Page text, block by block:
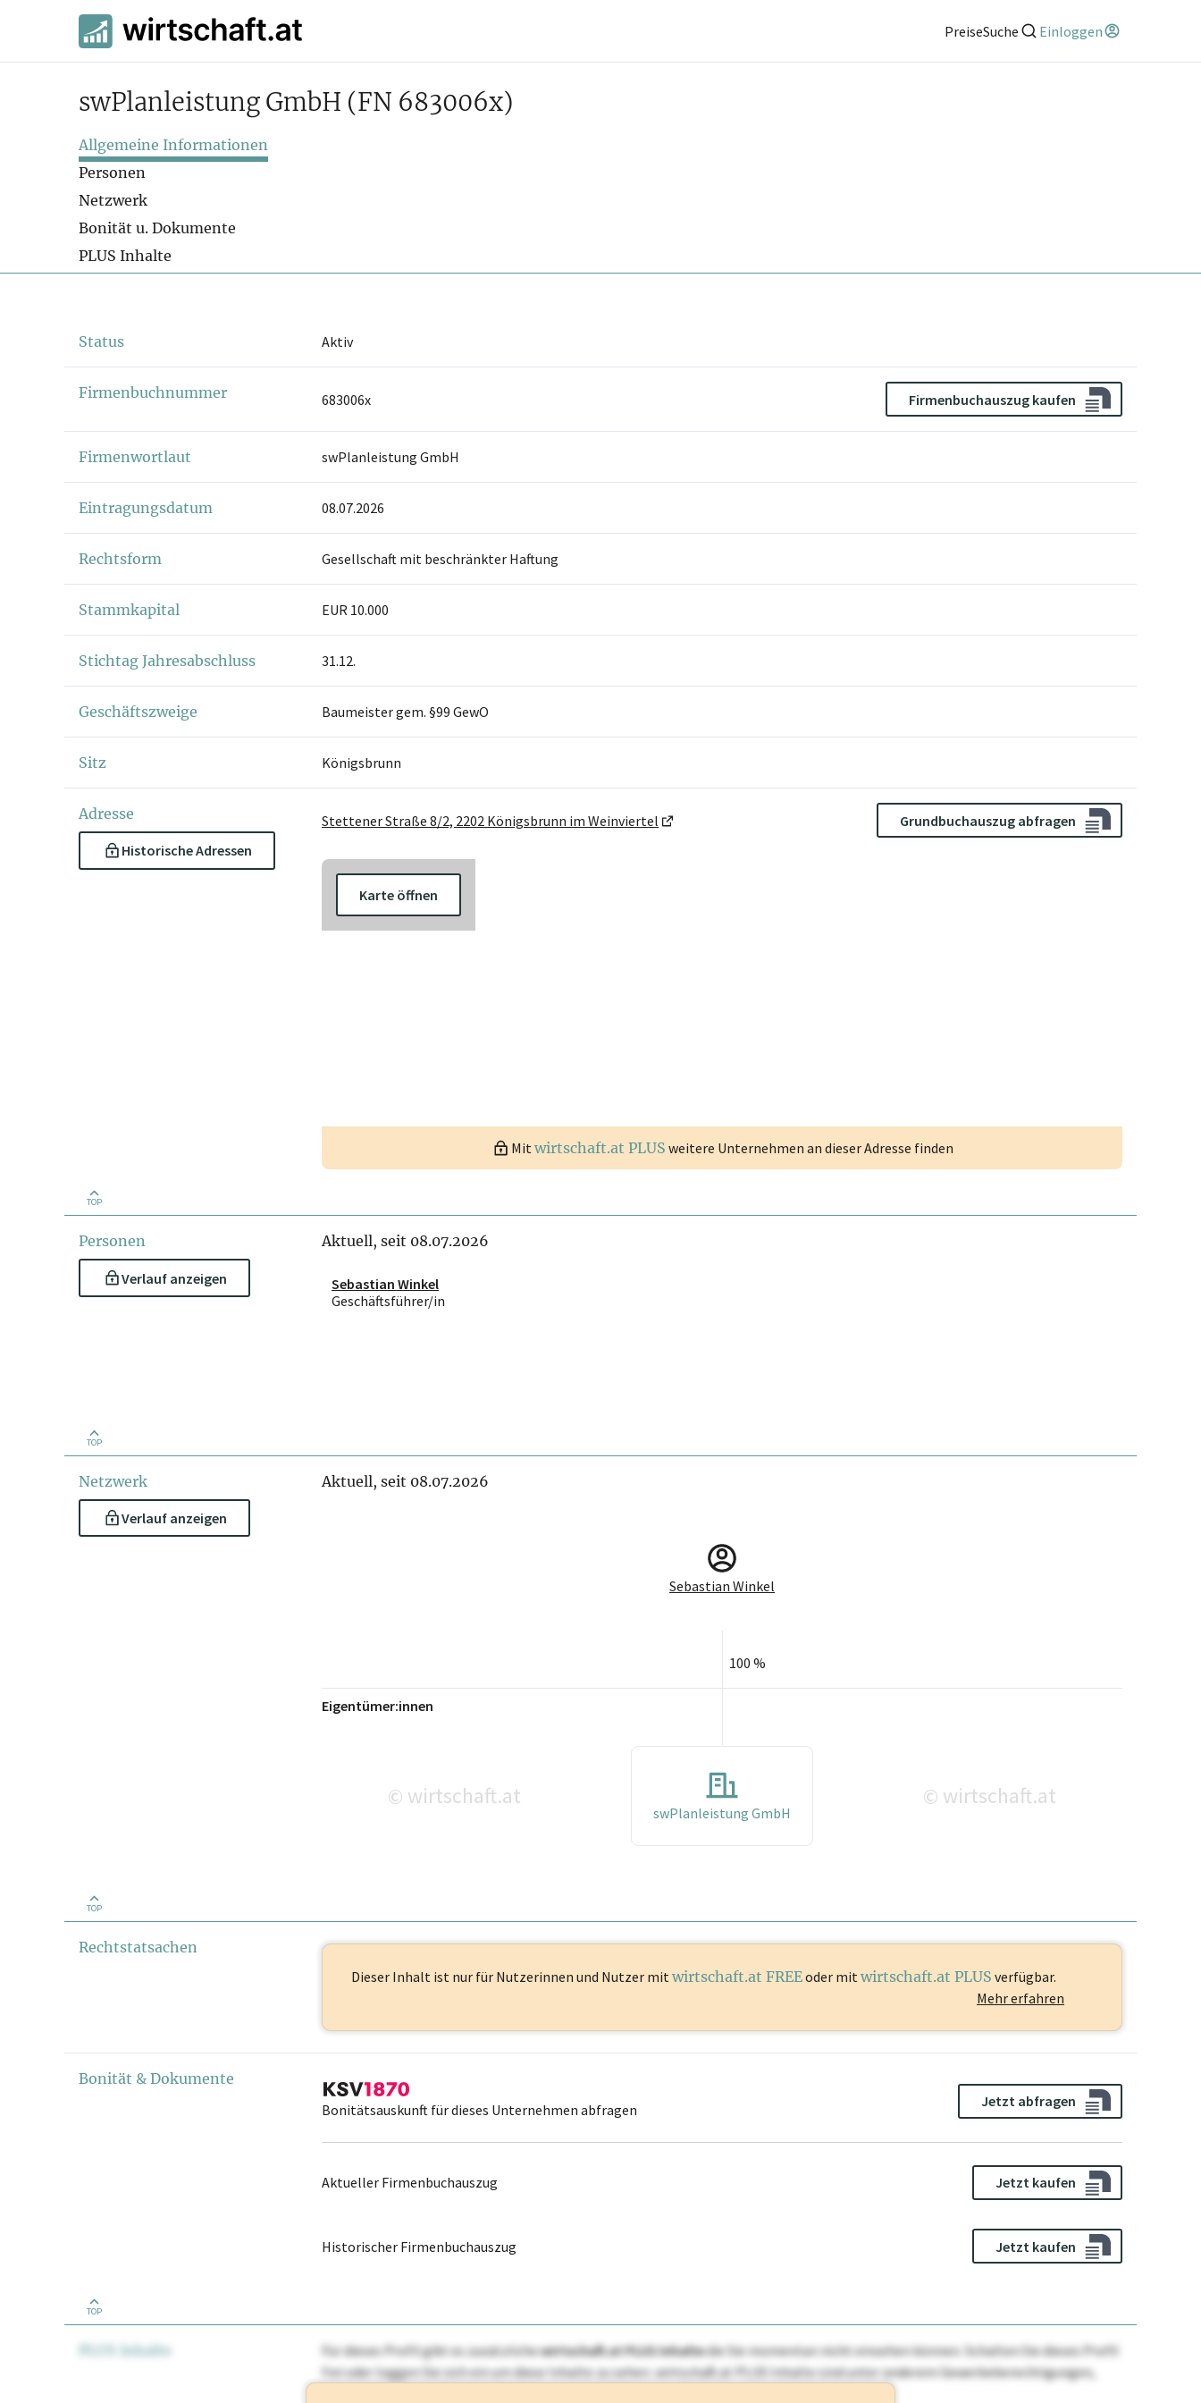
PreiseSuche Einloggen
swPlanleistung GmbH (FN 683006x)
Allgemeine Informationen
Personen
Netzwerk
Bonität u. Dokumente
PLUS Inhalte
Status Aktiv
Firmenbuchnummer 683006x Firmenbuchauszug kaufen
Firmenwortlaut swPlanleistung GmbH
Eintragungsdatum 08.07.2026
Rechtsform Gesellschaft mit beschränkter Haftung
Stammkapital EUR 10.000
Stichtag Jahresabschluss 31.12.
Geschäftszweige Baumeister gem. §99 GewO
Sitz Königsbrunn
Adresse
Historische Adressen
Stettener Straße 8/2, 2202 Königsbrunn im Weinviertel Grundbuchauszug abfragen
Karte öffnen
Mitwirtschaft.at PLUS weitere Unternehmen an dieser Adresse finden
TOP
Personen
Verlauf anzeigen
Aktuell, seit 08.07.2026
Sebastian Winkel
Geschäftsführer/in
TOP
Netzwerk
Verlauf anzeigen
Aktuell, seit 08.07.2026
Sebastian Winkel
100 %
Eigentümer:innen
© wirtschaft.at
swPlanleistung GmbH
© wirtschaft.at
TOP
Rechtstatsachen
Dieser Inhalt ist nur für Nutzerinnen und Nutzer mit wirtschaft.at FREEoder mit wirtschaft.at PLUS verfügbar.
Mehr erfahren
Bonität & Dokumente
Bonitätsauskunft für dieses Unternehmen abfragen
Jetzt abfragen
Aktueller Firmenbuchauszug Jetzt kaufen
Historischer Firmenbuchauszug Jetzt kaufen
TOP
PLUS Inhalte Für dieses Profil gibt es zusätzlichewirtschaft.at PLUS Inhaltedie Sie momentan nicht einsehen können. Schalten Sie dieses Profil
frei oder loggen Sie sich ein um diese Inhalte zu sehen. wirtschaft.at PLUS Inhalte sind unter anderem Gewerbeberechtigungen,